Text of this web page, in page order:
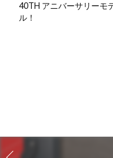
40TH アニバーサリーモ
ル！